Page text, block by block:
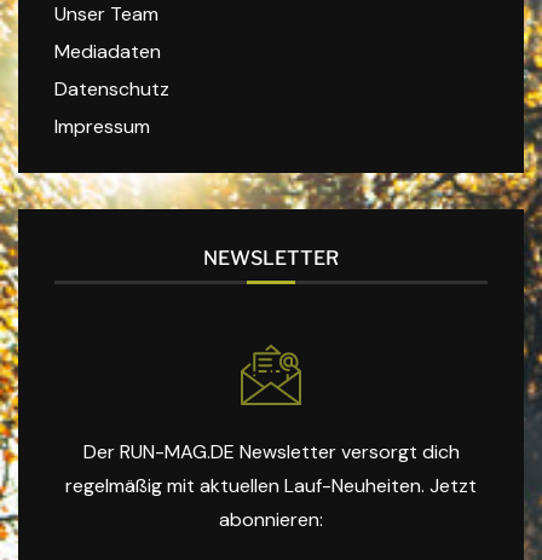
Unser Team
Mediadaten
Datenschutz
Impressum
NEWSLETTER
Der RUN-MAG.DE Newsletter versorgt dich
regelmäßig mit aktuellen Lauf-Neuheiten. Jetzt
abonnieren: